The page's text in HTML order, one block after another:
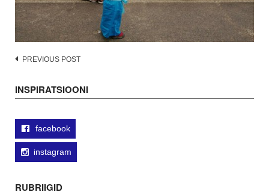
Post
PREVIOUS POST
INSPIRATSIOONI
facebook
instagram
RUBRIIGID